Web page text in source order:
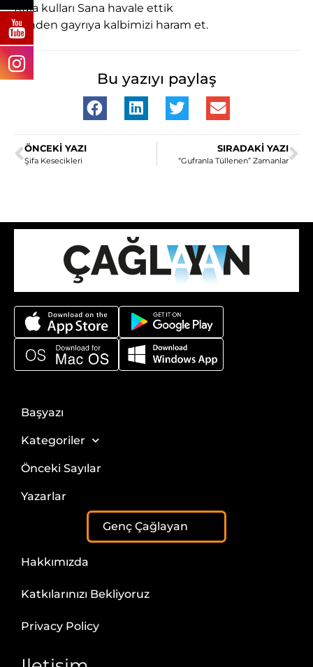
Kula kulları Sana havale ettik
Senden gayrıya kalbimizi haram et.
Bu yazıyı paylaş
ÖNCEKI YAZI
Şifa Kesecikleri
SIRADAKI YAZI
“Gufranla Tüllenen” Zamanlar
Başyazı
Kategoriler
Önceki Sayılar
Yazarlar
Genç Çağlayan
Hakkımızda
Katkılarınızı Bekliyoruz
Privacy Policy